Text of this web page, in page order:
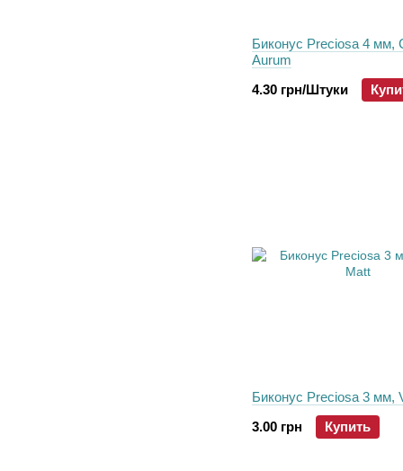
Биконус Preciosa 4 мм,
Aurum
4.30 грн/Штуки
Биконус Preciosa 3 мм,
3.00 грн
Купить